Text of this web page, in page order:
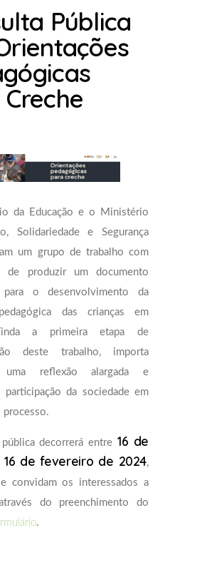
Pública
da Educação e o Ministério
Solidariedade e Segurança
um grupo de trabalho com
produzir um documento
para o desenvolvimento da
das crianças em
a primeira etapa de
deste trabalho, importa
uma reflexão alargada e
participação da sociedade em
processo.
decorrerá entre16 de
de fevereiro de 2024,
convidam os interessados a
do preenchimento do
.